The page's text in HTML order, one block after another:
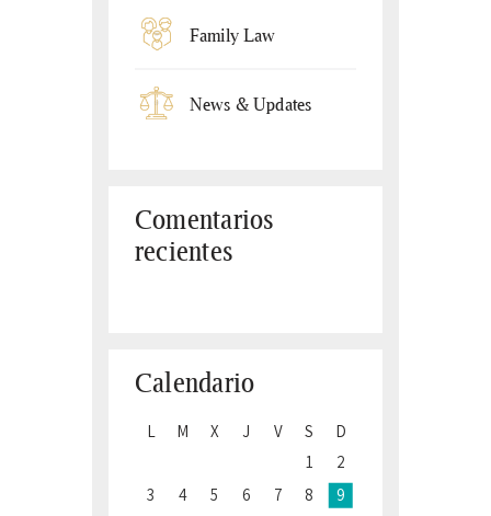
Family Law
News & Updates
Comentarios
recientes
Calendario
L M X J V S
D
1
2
3
4 5 6 7 8
9